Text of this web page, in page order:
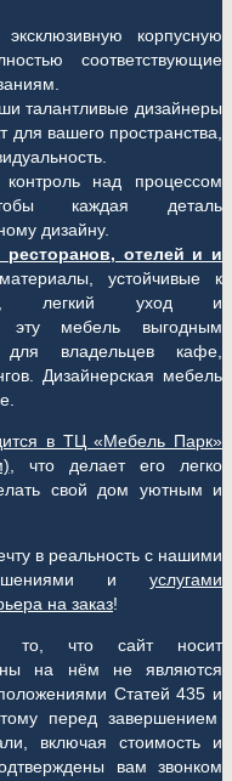
корпусную
соответствующие
талантливые дизайнеры
для вашего пространства,
над процессом
каждая деталь
дизайну.
отелей и и
устойчивые к
легкий уход и
эту мебель выгодным
владельцев кафе,
Дизайнерская мебель
в ТЦ «Мебель Парк»
, что делает его легко
свой дом уютным и
в реальность с нашими
и услугами
на заказ!
то, что сайт носит
на нём не являются
Статей 435 и
перед завершением
включая стоимость и
вам звонком